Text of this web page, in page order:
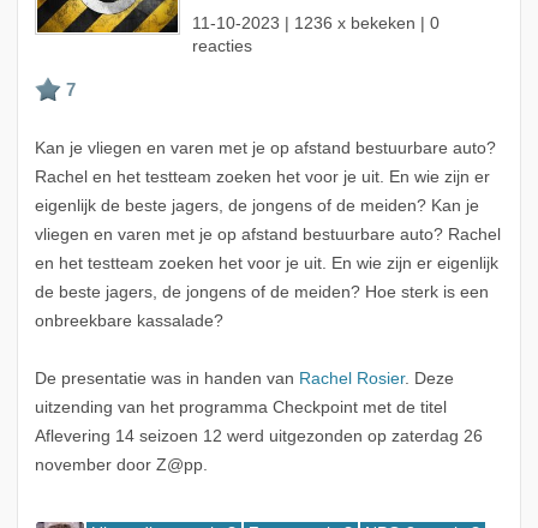
11-10-2023 | 1236 x bekeken | 0
reacties
Kan je vliegen en varen met je op afstand bestuurbare auto?
Rachel en het testteam zoeken het voor je uit. En wie zijn er
eigenlijk de beste jagers, de jongens of de meiden? Kan je
vliegen en varen met je op afstand bestuurbare auto? Rachel
en het testteam zoeken het voor je uit. En wie zijn er eigenlijk
de beste jagers, de jongens of de meiden? Hoe sterk is een
onbreekbare kassalade?
De presentatie was in handen van Rachel Rosier. Deze
uitzending van het programma Checkpoint met de titel
Aflevering 14 seizoen 12 werd uitgezonden op zaterdag 26
november door Z@pp.